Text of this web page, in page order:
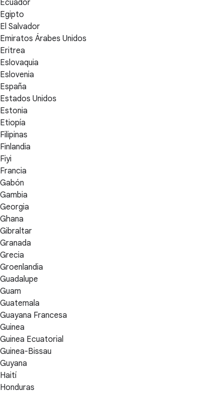
Ecuador
Egipto
El Salvador
Emiratos Árabes Unidos
Eritrea
Eslovaquia
Eslovenia
España
Estados Unidos
Estonia
Etiopía
Filipinas
Finlandia
Fiyi
Francia
Gabón
Gambia
Georgia
Ghana
Gibraltar
Granada
Grecia
Groenlandia
Guadalupe
Guam
Guatemala
Guayana Francesa
Guinea
Guinea Ecuatorial
Guinea-Bissau
Guyana
Haití
Honduras